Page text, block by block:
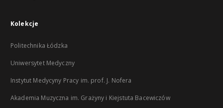
Kolekcje
Politechnika Łódzka
Uniwersytet Medyczny
Instytut Medycyny Pracy im. prof. J. Nofera
Akademia Muzyczna im. Grażyny i Kiejstuta Bacewiczów